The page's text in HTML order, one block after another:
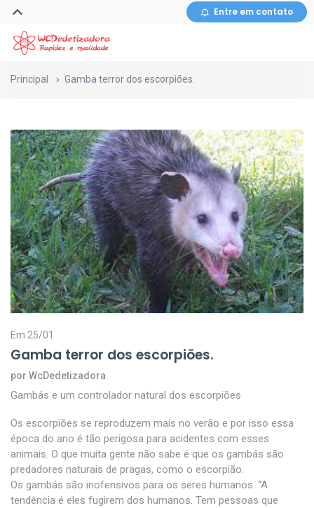
Entre em contato
Principal Gamba terror dos escorpiões.
Em 25/01
Gamba terror dos escorpiões.
por WcDedetizadora
Gambás e um controlador natural dos escorpiões
Os escorpiões se reproduzem mais no verão e por isso essa
época do ano é tão perigosa para acidentes com esses
animais. O que muita gente não sabe é que os gambás são
predadores naturais de pragas, como o escorpião.
Os gambás são inofensivos para os seres humanos. “A
tendência é eles fugirem dos humanos. Tem pessoas que